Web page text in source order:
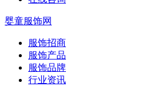
婴童服饰网
服饰招商
服饰产品
服饰品牌
行业资讯